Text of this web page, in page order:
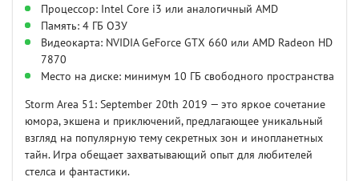
Процессор: Intel Core i3 или аналогичный AMD
Память: 4 ГБ ОЗУ
Видеокарта: NVIDIA GeForce GTX 660 или AMD Radeon HD
7870
Место на диске: минимум 10 ГБ свободного пространства
Storm Area 51: September 20th 2019 — это яркое сочетание
юмора, экшена и приключений, предлагающее уникальный
взгляд на популярную тему секретных зон и инопланетных
тайн. Игра обещает захватывающий опыт для любителей
стелса и фантастики.